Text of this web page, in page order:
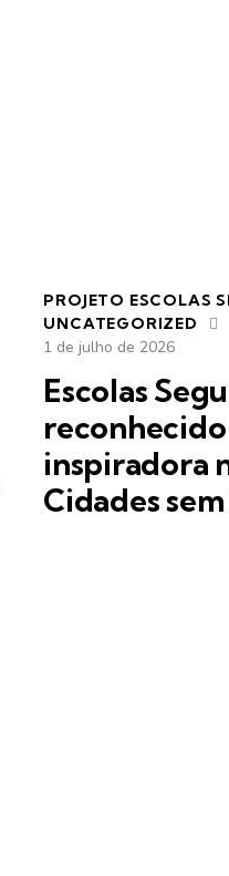
PROJETO ESCOLAS
UNCATEGORIZED
1 de julho de 2026
Escolas
inspiradora
Cidades